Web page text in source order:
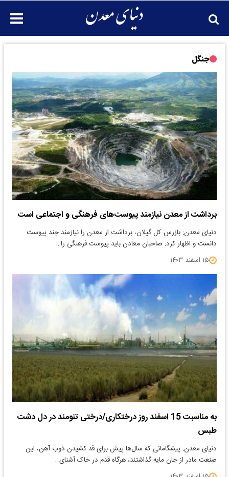
جنگل
برداشت از معدن نیازمند پیوست های فرهنگی و اجتماعی است
​دنیای معدن: بازرس کل گیلان، برداشت از معدن را نیازمند چند پیوست
دانست و اظهار کرد: صاحبان معادن باید پیوست فرهنگی را…
۱۵ اسفند ۱۴۰۳
به مناسبت 15 اسفند روز درختکاری/درختی تنومند در دل دشت
طبس
دنیای معدن: پیشگامانی که سال‌ها پیش برای قد کشیدن ذوب آهن، این
صنعت مادر از جان مایه گذاشتند، هرگاه قدم در خاک آشنای…